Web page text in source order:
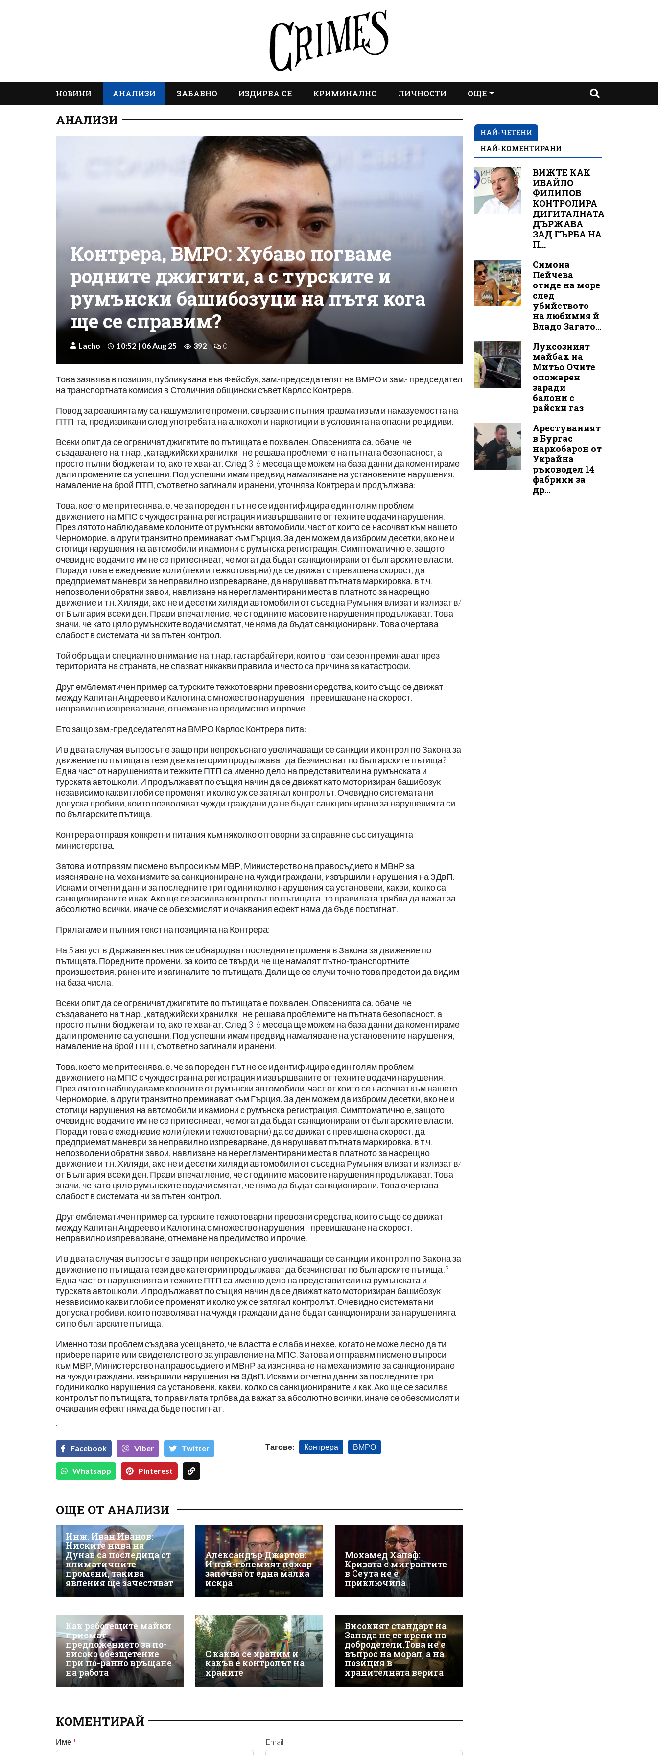
НОВИНИ АНАЛИЗИ ЗАБАВНО ИЗДИРВА СЕ КРИМИНАЛНО ЛИЧНОСТИ ОЩЕ
АНАЛИЗИ
Контрера, ВМРО: Хубаво погваме
родните джигити, а с турските и
румънски башибозуци на пътя кога
ще се справим?
Lacho 10:52 | 06 Aug 25 392 0
Това заявява в позиция, публикувана във Фейсбук, зам.-председателят на ВМРО и зам.- председател
на транспортната комисия в Столичния общински съвет Карлос Контрера.
Повод за реакцията му са нашумелите промени, свързани с пътния травматизъм и наказуемостта на
ПТП-та, предизвикани след употребата на алкохол и наркотици и в условията на опасни рецидиви.
Всеки опит да се ограничат джигитите по пътищата е похвален. Опасенията са, обаче, че
създаването на т.нар. „катаджийски хранилки" не решава проблемите на пътната безопасност, а
просто пълни бюджета и то, ако те хванат. След 3-6 месеца ще можем на база данни да коментираме
дали промените са успешни. Под успешни имам предвид намаляване на установените нарушения,
намаление на брой ПТП, съответно загинали и ранени, уточнява Контрера и продължава:
Това, което ме притеснява, е, че за пореден път не се идентифицира един голям проблем -
движението на МПС с чуждестранна регистрация и извършваните от техните водачи нарушения.
През лятото наблюдаваме колоните от румънски автомобили, част от които се насочват към нашето
Черноморие, а други транзитно преминават към Гърция. За ден можем да изброим десетки, ако не и
стотици нарушения на автомобили и камиони с румънска регистрация. Симптоматично е, защото
очевидно водачите им не се притесняват, че могат да бъдат санкционирани от българските власти.
Поради това е ежедневие коли (леки и тежкотоварни) да се движат с превишена скорост, да
предприемат маневри за неправилно изпреварване, да нарушават пътната маркировка, в т.ч.
непозволени обратни завои, навлизане на нерегламентирани места в платното за насрещно
движение и т.н. Хиляди, ако не и десетки хиляди автомобили от съседна Румъния влизат и излизат в/
от България всеки ден. Прави впечатление, че с годините масовите нарушения продължават. Това
значи, че като цяло румънските водачи смятат, че няма да бъдат санкционирани. Това очертава
слабост в системата ни за пътен контрол.
Той обръща и специално внимание на т.нар. гастарбайтери, които в този сезон преминават през
територията на страната, не спазват никакви правила и често са причина за катастрофи.
Друг емблематичен пример са турските тежкотоварни превозни средства, които също се движат
между Капитан Андреево и Калотина с множество нарушения - превишаване на скорост,
неправилно изпреварване, отнемане на предимство и прочие.
Ето защо зам.-председателят на ВМРО Карлос Контрера пита:
И в двата случая въпросът е защо при непрекъснато увеличаващи се санкции и контрол по Закона за
движение по пътищата тези две категории продължават да безчинстват по българските пътища?
Една част от нарушенията и тежките ПТП са именно дело на представители на румънската и
турската автошколи. И продължават по същия начин да се движат като моторизиран башибозук
независимо какви глоби се променят и колко уж се затягал контролът. Очевидно системата ни
допуска пробиви, които позволяват чужди граждани да не бъдат санкционирани за нарушенията си
по българските пътища.
Контрера отправя конкретни питания към няколко отговорни за справяне със ситуацията
министерства.
Затова и отправям писмено въпроси към МВР, Министерство на правосъдието и МВнР за
изясняване на механизмите за санкциониране на чужди граждани, извършили нарушения на ЗДвП.
Искам и отчетни данни за последните три години колко нарушения са установени, какви, колко са
санкционираните и как. Ако ще се засилва контролът по пътищата, то правилата трябва да важат за
абсолютно всички, иначе се обезсмислят и очаквания ефект няма да бъде постигнат!
Прилагаме и пълния текст на позицията на Контрера:
На 5 август в Държавен вестник се обнародват последните промени в Закона за движение по
пътищата. Поредните промени, за които се твърди, че ще намалят пътно-транспортните
произшествия, ранените и загиналите по пътищата. Дали ще се случи точно това предстои да видим
на база числа.
Всеки опит да се ограничат джигитите по пътищата е похвален. Опасенията са, обаче, че
създаването на т.нар. „катаджийски хранилки" не решава проблемите на пътната безопасност, а
просто пълни бюджета и то, ако те хванат. След 3-6 месеца ще можем на база данни да коментираме
дали промените са успешни. Под успешни имам предвид намаляване на установените нарушения,
намаление на брой ПТП, съответно загинали и ранени.
Това, което ме притеснява, е, че за пореден път не се идентифицира един голям проблем -
движението на МПС с чуждестранна регистрация и извършваните от техните водачи нарушения.
През лятото наблюдаваме колоните от румънски автомобили, част от които се насочват към нашето
Черноморие, а други транзитно преминават към Гърция. За ден можем да изброим десетки, ако не и
стотици нарушения на автомобили и камиони с румънска регистрация. Симптоматично е, защото
очевидно водачите им не се притесняват, че могат да бъдат санкционирани от българските власти.
Поради това е ежедневие коли (леки и тежкотоварни) да се движат с превишена скорост, да
предприемат маневри за неправилно изпреварване, да нарушават пътната маркировка, в т.ч.
непозволени обратни завои, навлизане на нерегламентирани места в платното за насрещно
движение и т.н. Хиляди, ако не и десетки хиляди автомобили от съседна Румъния влизат и излизат в/
от България всеки ден. Прави впечатление, че с годините масовите нарушения продължават. Това
значи, че като цяло румънските водачи смятат, че няма да бъдат санкционирани. Това очертава
слабост в системата ни за пътен контрол.
Друг емблематичен пример са турските тежкотоварни превозни средства, които също се движат
между Капитан Андреево и Калотина с множество нарушения - превишаване на скорост,
неправилно изпреварване, отнемане на предимство и прочие.
И в двата случая въпросът е защо при непрекъснато увеличаващи се санкции и контрол по Закона за
движение по пътищата тези две категории продължават да безчинстват по българските пътища!?
Една част от нарушенията и тежките ПТП са именно дело на представители на румънската и
турската автошколи. И продължават по същия начин да се движат като моторизиран башибозук
независимо какви глоби се променят и колко уж се затягал контролът. Очевидно системата ни
допуска пробиви, които позволяват на чужди граждани да не бъдат санкционирани за нарушенията
си по българските пътища.
Именно този проблем създава усещането, че властта е слаба и нехае, когато не може лесно да ти
прибере парите или свидетелството за управление на МПС. Затова и отправям писмено въпроси
към МВР, Министерство на правосъдието и МВнР за изясняване на механизмите за санкциониране
на чужди граждани, извършили нарушения на ЗДвП. Искам и отчетни данни за последните три
години колко нарушения са установени, какви, колко са санкционираните и как. Ако ще се засилва
контролът по пътищата, то правилата трябва да важат за абсолютно всички, иначе се обезсмислят и
очаквания ефект няма да бъде постигнат!
`
Facebook Viber Тwitter
Whatsapp Pinterest
Тагове: Контрера ВМРО
ОЩЕ ОТ АНАЛИЗИ
Инж. Иван Иванов:
Ниските нива на
Дунав са последица от
климатичните
промени, такива
явления ще зачестяват
Александър Джартов:
И най-големият пожар
започва от една малка
искра
Мохамед Халаф:
Кризата с мигрантите
в Сеута не е
приключила
Как работещите майки
приемат
предложението за по-
високо обезщетение
при по-ранно връщане
на работа
С какво се храним и
какъв е контролът на
храните
Високият стандарт на
Запада не се крепи на
добродетели.Това не е
въпрос на морал, а на
позиция в
хранителната верига
КОМЕНТИРАЙ
Име * Email
НАЙ-ЧЕТЕНИ
НАЙ-КОМЕНТИРАНИ
ВИЖТЕ КАК
ИВАЙЛО
ФИЛИПОВ
КОНТРОЛИРА
ДИГИТАЛНАТА
ДЪРЖАВА
ЗАД ГЪРБА НА
П...
Симона
Пейчева
отиде на море
след
убийството
на любимия й
Владо Загато...
Луксозният
майбах на
Митьо Очите
опожарен
заради
балони с
райски газ
Арестуваният
в Бургас
наркобарон от
Украйна
ръководел 14
фабрики за
др...